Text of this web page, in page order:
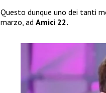
Questo dunque uno dei tanti
marzo, ad Amici 22.